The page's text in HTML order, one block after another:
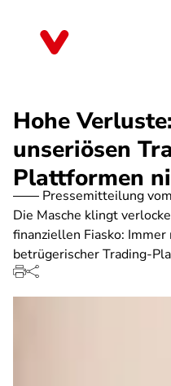
Hohe
unseriösen
Plattformen
Pressemitteilung vom
Die Masche klingt
finanziellen Fiasko:
betrügerischer Trading-